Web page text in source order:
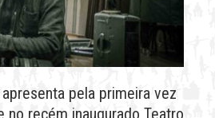
pela primeira vez
no recém inaugurado Teatro